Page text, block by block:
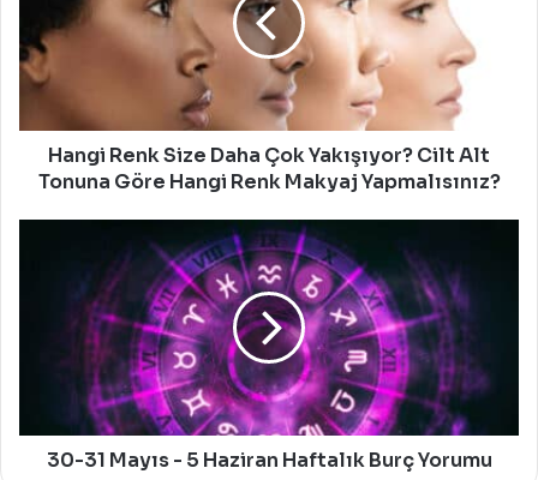
Çok
Yakışıyor?
Cilt
Tonuna
Göre
Hangi
Yapmalısınız?
Hangi Renk Size Daha Çok Yakışıyor? Cilt Alt
Tonuna Göre Hangi Renk Makyaj Yapmalısınız?
Haziran
Yorumu
30-31 Mayıs - 5 Haziran Haftalık Burç Yorumu